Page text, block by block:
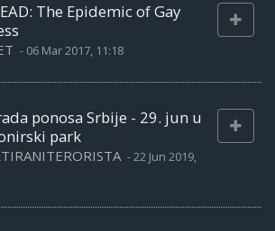
The Epidemic of Gay
- 06 Mar 2017, 11:18
ponosa Srbije - 29. jun u
park
-22 Jun 2019,